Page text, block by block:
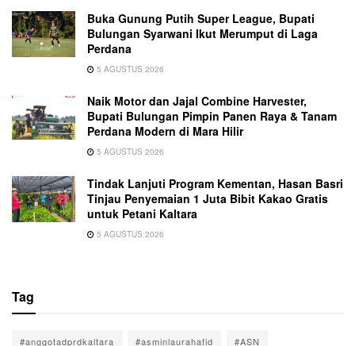
Buka Gunung Putih Super League, Bupati
Bulungan Syarwani Ikut Merumput di Laga
Perdana
5 AGUSTUS 2026
Naik Motor dan Jajal Combine Harvester,
Bupati Bulungan Pimpin Panen Raya & Tanam
Perdana Modern di Mara Hilir
5 AGUSTUS 2026
Tindak Lanjuti Program Kementan, Hasan Basri
Tinjau Penyemaian 1 Juta Bibit Kakao Gratis
untuk Petani Kaltara
5 AGUSTUS 2026
Tag
#anggotadprdkaltara #asminlaurahafid #ASN